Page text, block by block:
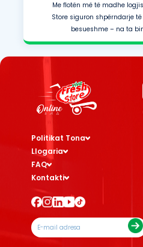
Me flotën më të madhe
Store siguron shpërndarje
besueshme – na ta
Politikat Tona
Llogaria
FAQ
Kontakti